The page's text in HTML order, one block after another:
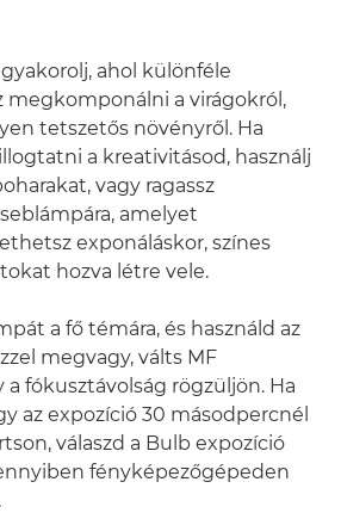
ahol különféle
a virágokról,
tetszetős növényről. Ha
a kreativitásod, használj
vagy ragassz
amelyet
exponáláskor, színes
hozva létre vele.
a fő témára, és használd az
megvagy, válts MF
fókusztávolság rögzüljön. Ha
az expozíció 30 másodpercnél
válaszd a Bulb expozíció
fényképezőgépeden